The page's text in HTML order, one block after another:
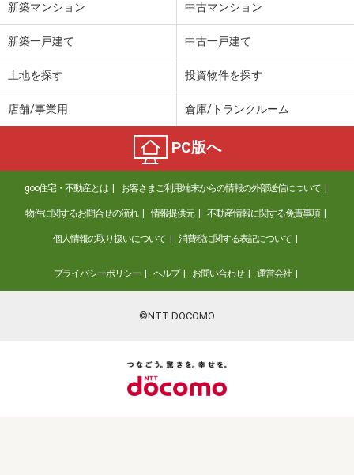
新築マンション 中古マンション
新築一戸建て 中古一戸建て
土地を探す 投資物件を探す
店舗/事業用 倉庫/トランクルーム
PC版へ
goo住宅・不動産とは お客さまご利用端末からの情報の外部送信について
物件に関するお問合せの流れ 情報提供元 不動産情報に関する免責事項
個人情報の取り扱いについて 消費税に関する表記について
プライバシーポリシー ヘルプ お問い合わせ 運営会社
©NTT DOCOMO